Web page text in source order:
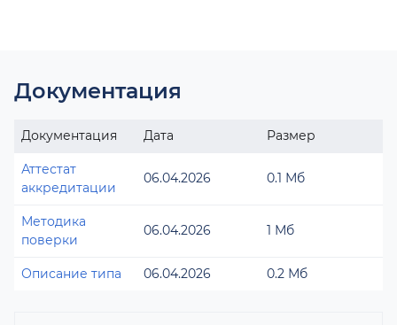
Документация
Документация Дата Размер
Аттестат
аккредитации
06.04.2026 0.1 Мб
Методика
поверки
06.04.2026 1 Мб
Описание типа 06.04.2026 0.2 Мб